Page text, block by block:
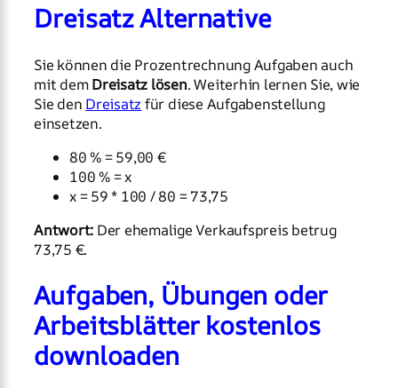
Dreisatz Alternative
Sie können die Prozentrechnung Aufgaben auch
mit demDreisatz lösen. Weiterhin lernen Sie, wie
Sie den Dreisatz für diese Aufgabenstellung
einsetzen.
80 % = 59,00 €
100 % = x
x = 59 * 100 / 80 = 73,75
Antwort: Der ehemalige Verkaufspreis betrug
73,75 €.
Aufgaben, Übungen oder
Arbeitsblätter kostenlos
downloaden